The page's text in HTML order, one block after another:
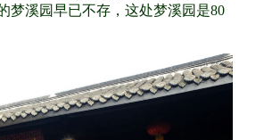
梦溪园早已不存，这处梦溪园是80